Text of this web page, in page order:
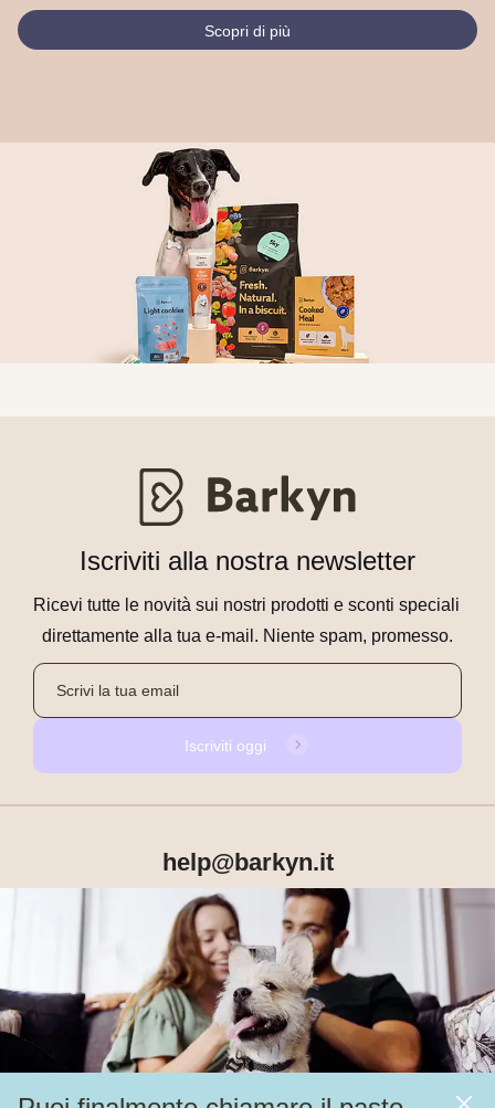
Scopri di più
Iscriviti alla nostra newsletter
Ricevi tutte le novità sui nostri prodotti e sconti speciali
direttamente alla tua e-mail. Niente spam, promesso.
Iscriviti oggi
help@barkyn.it
Prodotti